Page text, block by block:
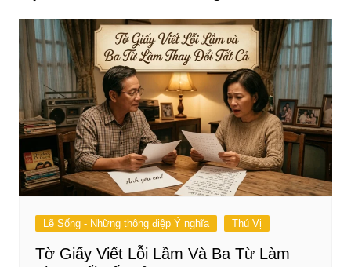
viết
Lẽ Sống - Những thông điệp Ý nghĩa Thú Vị
Tờ Giấy Viết Lỗi Lầm Và Ba Từ Làm